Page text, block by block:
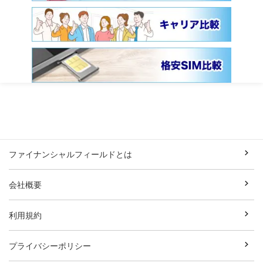
ファイナンシャルフィールドとは
会社概要
利用規約
プライバシーポリシー